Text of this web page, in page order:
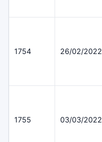
1754 26/02/2022
1755 03/03/2022